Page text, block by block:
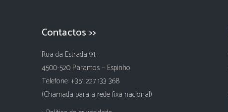
Contactos >>
Rua da Estrada 91,
4500-520 Paramos – Espinho
Telefone: +351 227 133 368
(Chamada para a rede fixa nacional)